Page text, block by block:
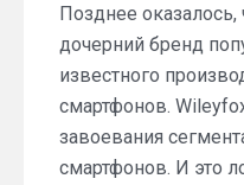
Позднее оказалось,
дочерний бренд
известного
смартфонов.
завоевания
смартфонов. И это